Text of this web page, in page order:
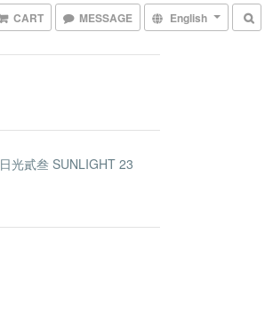
CART MESSAGE English
日光貳叁 SUNLIGHT 23